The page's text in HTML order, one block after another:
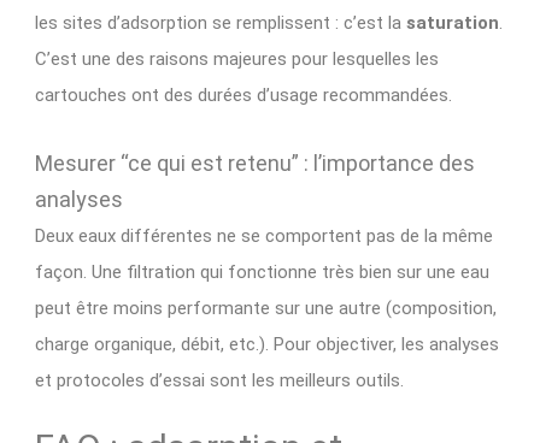
les sites d’adsorption se remplissent : c’est la saturation.
C’est une des raisons majeures pour lesquelles les
cartouches ont des durées d’usage recommandées.
Mesurer “ce qui est retenu” : l’importance des
analyses
Deux eaux différentes ne se comportent pas de la même
façon. Une filtration qui fonctionne très bien sur une eau
peut être moins performante sur une autre (composition,
charge organique, débit, etc.). Pour objectiver, les analyses
et protocoles d’essai sont les meilleurs outils.